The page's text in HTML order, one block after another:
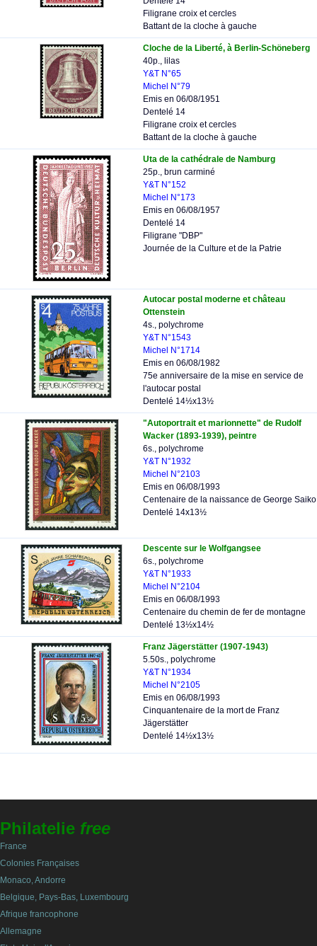
Filigrane croix et cercles
Battant de la cloche à gauche
Cloche de la Liberté, à Berlin-Schöneberg
40p., lilas
Y&T N°65
Michel N°79
Emis en 06/08/1951
Dentelé 14
Filigrane croix et cercles
Battant de la cloche à gauche
Uta de la cathédrale de Namburg
25p., brun carminé
Y&T N°152
Michel N°173
Emis en 06/08/1957
Dentelé 14
Filigrane "DBP"
Journée de la Culture et de la Patrie
Autocar postal moderne et château
Ottenstein
4s., polychrome
Y&T N°1543
Michel N°1714
Emis en 06/08/1982
75e anniversaire de la mise en service de
l'autocar postal
Dentelé 14½x13½
"Autoportrait et marionnette" de Rudolf
Wacker (1893-1939), peintre
6s., polychrome
Y&T N°1932
Michel N°2103
Emis en 06/08/1993
Centenaire de la naissance de George Saiko
Dentelé 14x13½
Descente sur le Wolfgangsee
6s., polychrome
Y&T N°1933
Michel N°2104
Emis en 06/08/1993
Centenaire du chemin de fer de montagne
Dentelé 13½x14½
Franz Jägerstätter (1907-1943)
5.50s., polychrome
Y&T N°1934
Michel N°2105
Emis en 06/08/1993
Cinquantenaire de la mort de Franz
Jägerstätter
Dentelé 14½x13½
Philatelie free
France
Colonies Françaises
Monaco, Andorre
Belgique, Pays-Bas, Luxembourg
Afrique francophone
Allemagne